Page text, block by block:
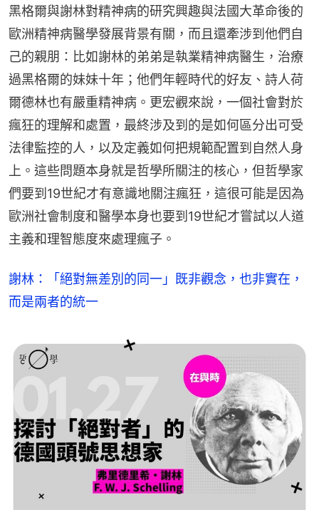
黑格爾與謝林對精神病的研究興趣與法國大革命後的
歐洲精神病醫學發展背景有關，而且還牽涉到他們自
己的親朋：比如謝林的弟弟是執業精神病醫生，治療
過黑格爾的妹妹十年；他們年輕時代的好友、詩人荷
爾德林也有嚴重精神病。更宏觀來說，一個社會對於
瘋狂的理解和處置，最終涉及到的是如何區分出可受
法律監控的人，以及定義如何把規範配置到自然人身
上。這些問題本身就是哲學所關注的核心，但哲學家
們要到19世紀才有意識地關注瘋狂，這很可能是因為
歐洲社會制度和醫學本身也要到19世紀才嘗試以人道
主義和理智態度來處理瘋子。
謝林：「絕對無差別的同一」既非觀念，也非實在，
而是兩者的統一